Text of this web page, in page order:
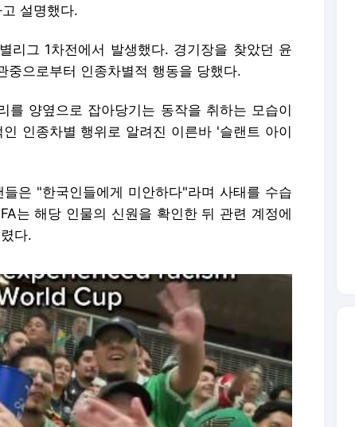
설명했다.
리그 1차전에서 발생했다. 경기장을 찾았던 윤
으로부터 인종차별적 행동을 당했다.
를 양옆으로 잡아당기는 동작을 취하는 모습이
인종차별 행위로 알려진 이른바 '슬랜트 아이
은 "한국인들에게 미안하다"라며 사태를 수습
는 해당 인물의 신원을 확인한 뒤 관련 계정에
다.